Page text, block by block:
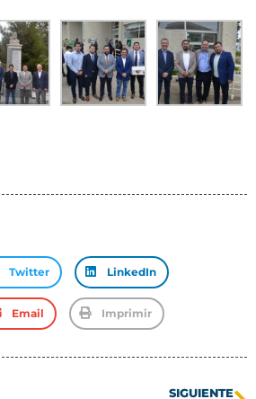
Twitter LinkedIn
Email Imprimir
SIGUIENTE